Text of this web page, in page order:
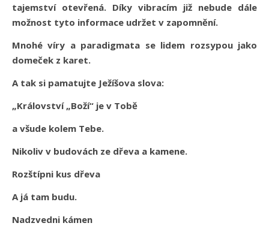
tajemství otevřená. Díky vibracím již nebude dále
možnost tyto informace udržet v zapomnění.
Mnohé víry a paradigmata se lidem rozsypou jako
domeček z karet.
A tak si pamatujte Ježíšova slova:
„Království „Boží“ je v Tobě
a všude kolem Tebe.
Nikoliv v budovách ze dřeva a kamene.
Rozštípni kus dřeva
A já tam budu.
Nadzvedni kámen